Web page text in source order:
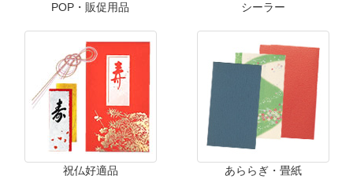
POP・販促用品 シーラー
祝仏好適品 あららぎ・畳紙